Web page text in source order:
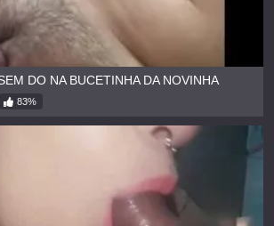
DO NA BUCETINHA DA NOVINHA
83%